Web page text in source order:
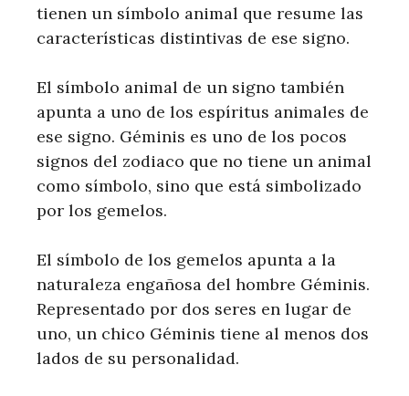
tienen un símbolo animal que resume las
características distintivas de ese signo.
El símbolo animal de un signo también
apunta a uno de los espíritus animales de
ese signo. Géminis es uno de los pocos
signos del zodiaco que no tiene un animal
como símbolo, sino que está simbolizado
por los gemelos.
El símbolo de los gemelos apunta a la
naturaleza engañosa del hombre Géminis.
Representado por dos seres en lugar de
uno, un chico Géminis tiene al menos dos
lados de su personalidad.